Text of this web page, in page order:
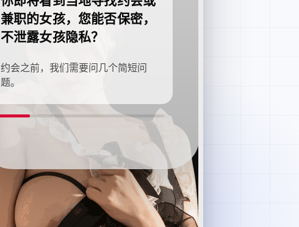
兼职的女孩，您能否保密，
不泄露女孩隐私？
约会之前，我们需要问几个简短问
题。